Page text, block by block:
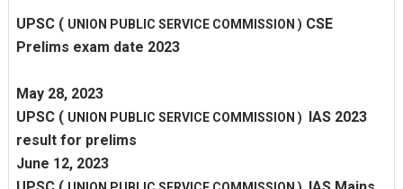
UPSC ( UNION PUBLIC SERVICE COMMISSION ) CSE
Prelims exam date 2023
May 28, 2023
UPSC ( UNION PUBLIC SERVICE COMMISSION ) IAS 2023
result for prelims
June 12, 2023